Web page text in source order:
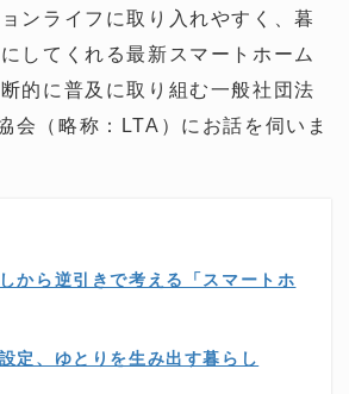
ンライフに取り入れやすく、暮
してくれる最新スマートホーム
的に普及に取り組む一般社団法
会（略称：LTA）にお話を伺いま
から逆引きで考える「スマートホ
定、ゆとりを生み出す暮らし